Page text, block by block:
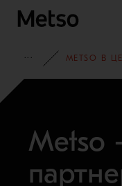
Перейти к
КАМПАНИИ
METSO В
Metso